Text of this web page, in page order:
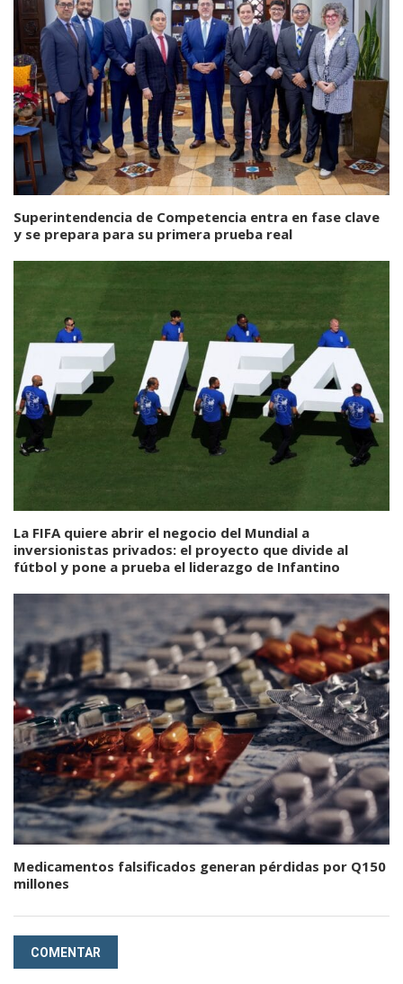
Superintendencia de Competencia entra en fase clave
y se prepara para su primera prueba real
La FIFA quiere abrir el negocio del Mundial a
inversionistas privados: el proyecto que divide al
fútbol y pone a prueba el liderazgo de Infantino
Medicamentos falsificados generan pérdidas por Q150
millones
COMENTAR